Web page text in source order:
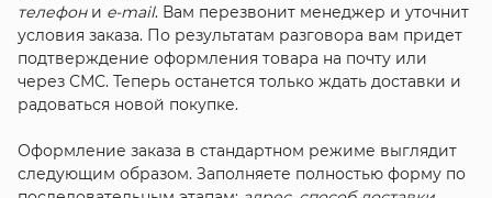
телефони e-mail. Вам перезвонит менеджер и уточнит
условия заказа. По результатам разговора вам придет
подтверждение оформления товара на почту или
через СМС. Теперь останется только ждать доставки и
радоваться новой покупке.
Оформление заказа в стандартном режиме выглядит
следующим образом. Заполняете полностью форму по